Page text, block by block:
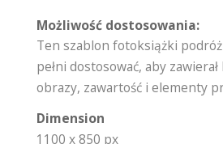
Możliwość dostosowania:
Ten szablon fotoksiążki
pełni dostosować, aby
obrazy, zawartość i elementy
Dimension
1100 x 850 px